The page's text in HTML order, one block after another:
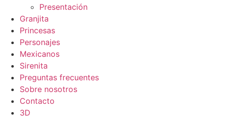
Presentación
Granjita
Princesas
Personajes
Mexicanos
Sirenita
Preguntas frecuentes
Sobre nosotros
Contacto
3D